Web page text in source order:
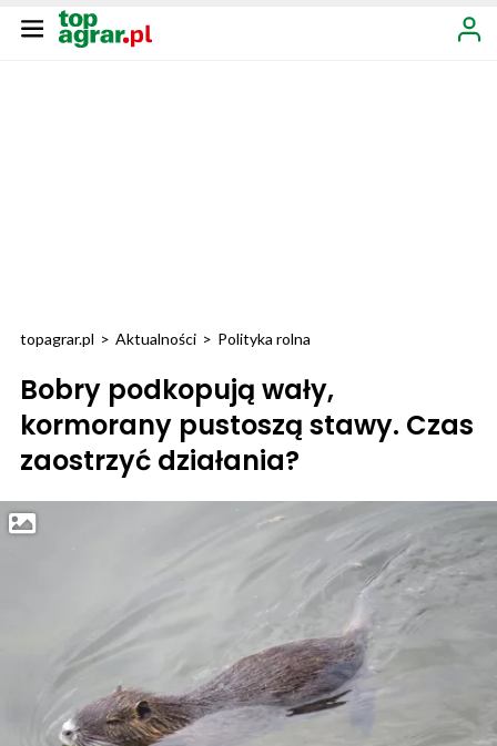
topagrar.pl > Aktualności > Polityka rolna
Bobry podkopują wały,
kormorany pustoszą stawy. Czas
zaostrzyć działania?